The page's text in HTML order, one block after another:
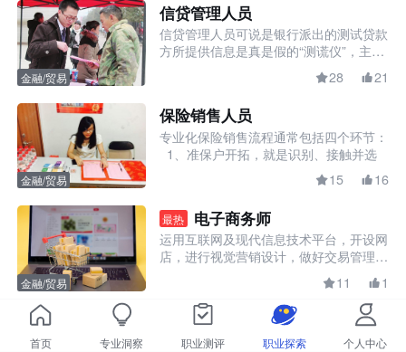
金融/贸易
信贷管理人员
信贷管理人员可说是银行派出的测试贷款
方所提供信息是真是假的“测谎仪”，主要
负责调查贷款公司和贷款个人的实力和潜
力，向其提供贷款方面的政策咨询，需具
倾听、亲和力和沟通能力。
28 21
金融/贸易
保险销售人员
专业化保险销售流程通常包括四个环节：
1、准保户开拓，就是识别、接触并选
择准保户的过程。准保户开拓是保险销售
环节中最重要的一个步骤，可以说，保险
拓。
2、调查并确认准保户的保险需求，为
实况调查。即通对准保户的风险状况、经
济状况的分析，来确定准保户的保险需
求，从而设计出适合准保户的保险购买方
3、设计并介绍保险方案，1）保险方案
的设计。保险销售人员根据调查得到的信
息，可以设计几种保险方案，并说明每一
种可供选择方案的成本和可以得到的保
障，以适应准保户的保险需求。2）保险
方案说明。就拟定的保险方案向准保户进
行简明、易懂、准确的解释。一般而言，
方案说明主要是介绍推荐的产品，对重要
4、 疑问解答并促成签约，1）解答准保
户的疑问。准保户对保险方案完全满意的
情况是极为少见，若准保户提出反对意
见，保险销售人员要分析准保户反对的原
因，并有针对性地解答准保户的疑问。
2）促成签约。促成签约是指保险销售人
15 16
金融/贸易
最热 电子商务师
运用互联网及现代信息技术平台，开设网
店，进行视觉营销设计，做好交易管理和
客户服务，并利用网络推广和直播等手段
11 1
首页 专业洞察 职业测评 职业探索 个人中心